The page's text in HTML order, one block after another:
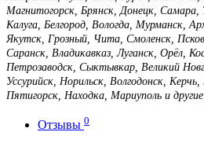
Магнитогорск, Брянск, Донецк, Самара,
Калуга, Белгород, Вологда, Мурманск,
Якутск, Грозный, Чита, Смоленск,
Саранск, Владикавказ, Луганск, Орёл,
Петрозаводск, Сыктывкар, Великий
Уссурийск, Норильск, Волгодонск,
Пятигорск, Находка, Мариуполь и другие.
Отзывы 0